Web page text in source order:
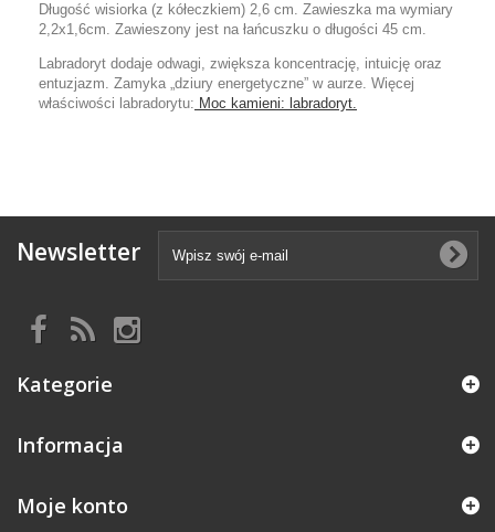
Długość wisiorka (z kółeczkiem) 2,6 cm. Zawieszka ma wymiary
2,2x1,6cm. Zawieszony jest na łańcuszku o długości 45 cm.
Labradoryt dodaje odwagi, zwiększa koncentrację, intuicję oraz
entuzjazm. Zamyka „dziury energetyczne” w aurze. Więcej
właściwości labradorytu: Moc kamieni: labradoryt.
Newsletter
Kategorie
Informacja
Moje konto